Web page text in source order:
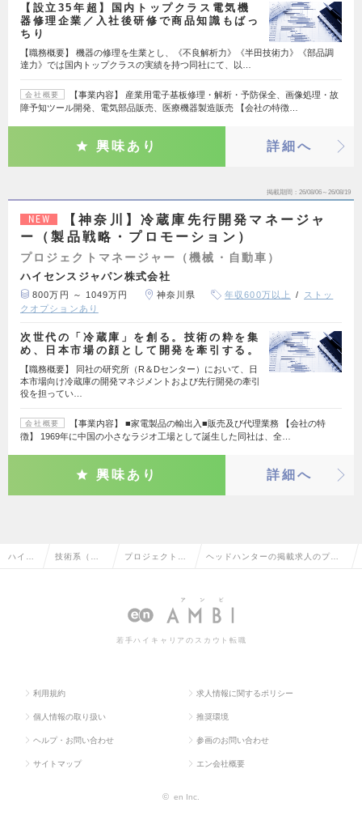
【設立35年超】国内トップクラス電気機
器修理企業／入社後研修で商品知識もばっ
ちり
【職務概要】 機器の修理を生業とし、《不良解析力》《半田技術力》《部品調
達力》では国内トップクラスの実績を持つ同社にて、以…
会社概要
【事業内容】 産業用電子基板修理・解析・予防保全、画像処理・故
障予知ツール開発、電気部品販売、医療機器製造販売 【会社の特徴…
興味あり 詳細へ
掲載期間 26/08/06～26/08/19
NEW
【神奈川】冷蔵庫先行開発マネージャ
ー（製品戦略・プロモーション）
プロジェクトマネージャー（機械・自動車）
ハイセンスジャパン株式会社
800万円 ～ 1049万円 神奈川県 年収600万以上
ストッ
クオプションあり
次世代の「冷蔵庫」を創る。技術の粋を集
め、日本市場の顔として開発を牽引する。
【職務概要】 同社の研究所（R＆Dセンター）において、日
本市場向け冷蔵庫の開発マネジメントおよび先行開発の牽引
役を担ってい…
会社概要
【事業内容】 ■家電製品の輸出入■販売及び代理業務 【会社の特
徴】 1969年に中国の小さなラジオ工場として誕生した同社は、全…
興味あり 詳細へ
ハイク 技術系（機 プロジェクトマ
械・自動車）
ヘッドハンターの掲載求人のプロ
動車）の転職・求人情報一覧
若手ハイキャリアのスカウト転職
利用規約 求人情報に関するポリシー
個人情報の取り扱い 推奨環境
ヘルプ・お問い合わせ 参画のお問い合わせ
サイトマップ エン会社概要
© en Inc.